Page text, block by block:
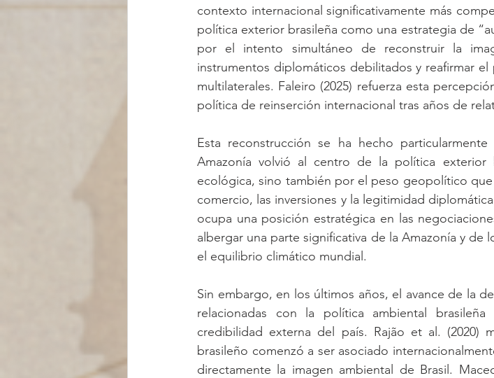
contexto internacional significativamente más
política exterior brasileña como una estrategia de
por el intento simultáneo de reconstruir la
instrumentos diplomáticos debilitados y reafirmar
multilaterales. Faleiro (2025) refuerza esta
política de reinserción internacional tras años de
Esta reconstrucción se ha hecho
Amazonía volvió al centro de la política
ecológica, sino también por el peso geopolítico
comercio, las inversiones y la legitimidad
ocupa una posición estratégica en las
albergar una parte significativa de la Amazonía y de
el equilibrio climático mundial.
Sin embargo, en los últimos años, el avance de la
relacionadas con la política ambiental brasileña
credibilidad externa del país. Rajão et al. (2020)
brasileño comenzó a ser asociado
directamente la imagen ambiental de Brasil.